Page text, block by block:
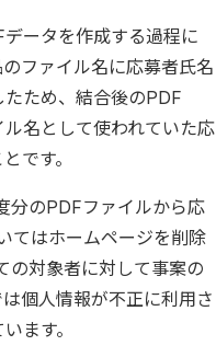
ータを作成する過程に
ファイル名に応募者氏名
ため、結合後のPDF
名として使われていた応
です。
分のPDFファイルから応
てはホームページを削除
の対象者に対して事案の
個人情報が不正に利用さ
ます。